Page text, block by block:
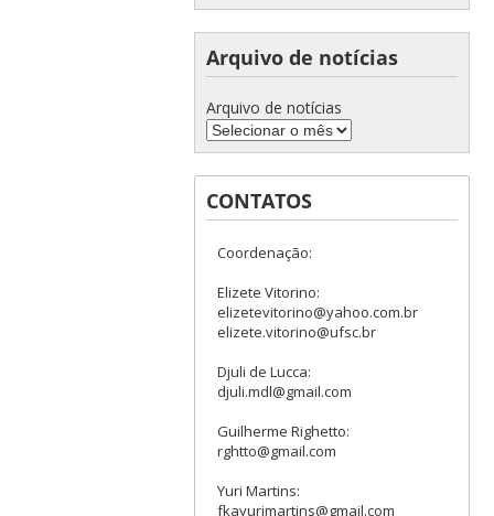
Arquivo de notícias
Arquivo de notícias
CONTATOS
Coordenação:
Elizete Vitorino:
elizetevitorino@yahoo.com.br
elizete.vitorino@ufsc.br
Djuli de Lucca:
djuli.mdl@gmail.com
Guilherme Righetto:
rghtto@gmail.com
Yuri Martins:
fkayurimartins@gmail.com